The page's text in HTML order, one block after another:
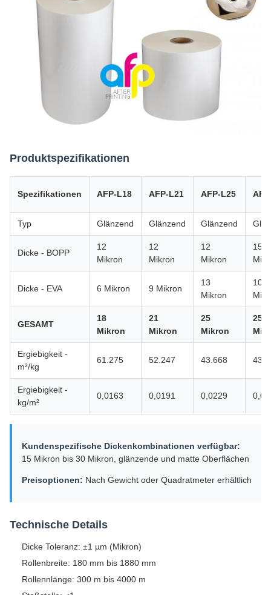
Produktspezifikationen
Spezifikationen AFP-L18 AFP-L21 AFP-L25
Typ Glänzend Glänzend Glänzend
Dicke - BOPP
12
Mikron
12
Mikron
12
Mikron
15
Dicke - EVA 6 Mikron 9 Mikron
13
Mikron
10
GESAMT
18
Mikron
21
Mikron
25
Mikron
25
Ergiebigkeit -
m²/kg
61.275 52.247 43.668
Ergiebigkeit -
kg/m²
0,0163 0,0191 0,0229
Kundenspezifische Dickenkombinationen verfügbar:
15 Mikron bis 30 Mikron, glänzende und matte Oberflächen
Preisoptionen: Nach Gewicht oder Quadratmeter erhältlich
Technische Details
Dicke Toleranz: ±1 µm (Mikron)
Rollenbreite: 180 mm bis 1880 mm
Rollennlänge: 300 m bis 4000 m